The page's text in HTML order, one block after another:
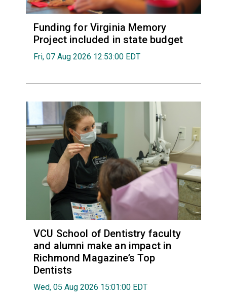
Funding for Virginia Memory
Project included in state budget
Fri, 07 Aug 2026 12:53:00 EDT
VCU School of Dentistry faculty
and alumni make an impact in
Richmond Magazine’s Top
Dentists
Wed, 05 Aug 2026 15:01:00 EDT